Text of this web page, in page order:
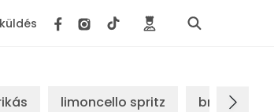
limoncello spritz brassói